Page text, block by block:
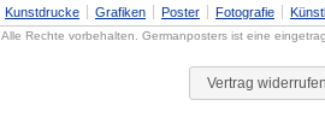
Kunstdrucke
Grafiken Poster Fotografie
Alle Rechte vorbehalten. Germanposters ist eine
Vertrag